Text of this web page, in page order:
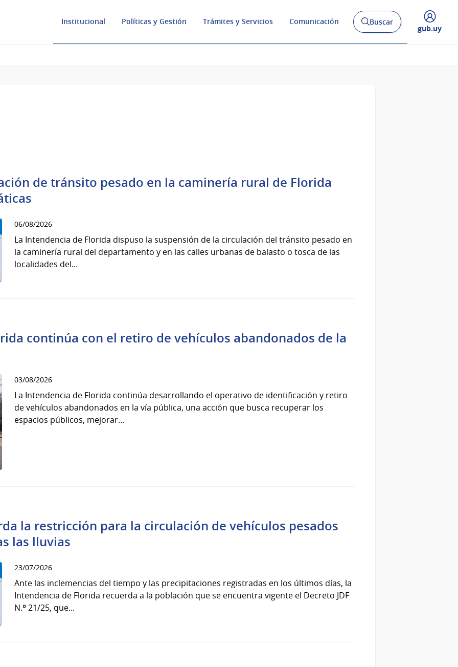
Institucional Políticas y Gestión Trámites y Servicios Comunicación
AbrirBuscar
Desplegar
gub.uy
de tránsito pesado en la caminería rural de Florida
06/08/2026
La Intendencia de Florida dispuso la suspensión de la circulación del tránsito pesado en
la caminería rural del departamento y en las calles urbanas de balasto o tosca de las
localidades del...
continúa con el retiro de vehículos abandonados de la
03/08/2026
La Intendencia de Florida continúa desarrollando el operativo de identificación y retiro
de vehículos abandonados en la vía pública, una acción que busca recuperar los
espacios públicos, mejorar...
la restricción para la circulación de vehículos pesados
las lluvias
23/07/2026
Ante las inclemencias del tiempo y las precipitaciones registradas en los últimos días, la
Intendencia de Florida recuerda a la población que se encuentra vigente el Decreto JDF
N.º 21/25, que...